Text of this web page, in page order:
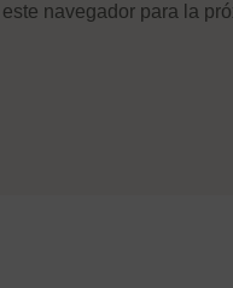
navegador para la